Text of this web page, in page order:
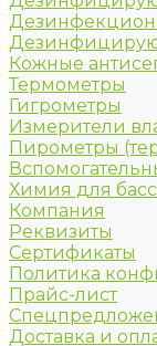
Кожные
Термометры
Гигрометры
Измерители
Пирометры
Химия для
Компания
Реквизиты
Сертификаты
Политика
Прайс-лист
Доставка и